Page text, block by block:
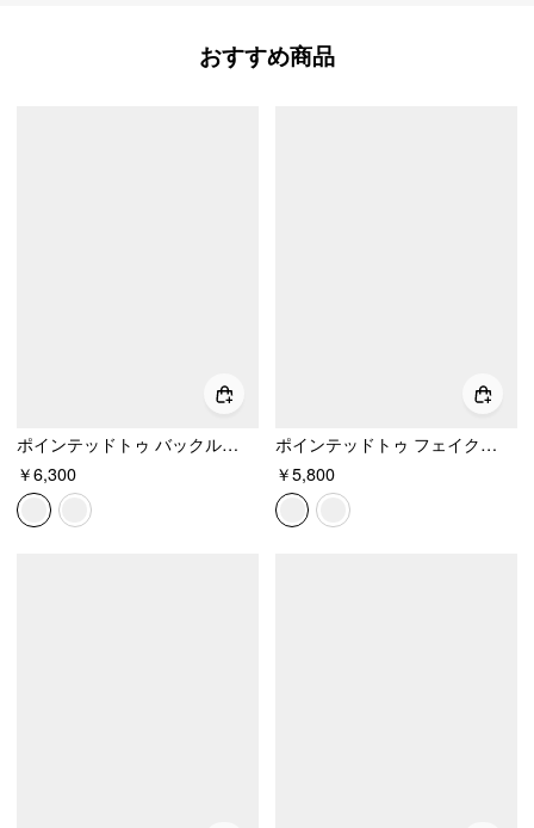
おすすめ商品
ポインテッドトゥ バックル キトゥンヒール
￥6,300
ポインテッドトゥ フェイクスエード バックルヒール
￥5,800